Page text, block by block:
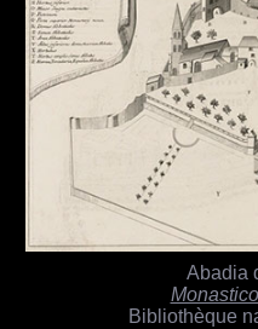
Abadia
Bibliothèque